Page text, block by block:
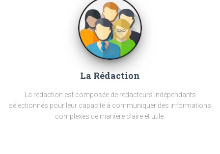
La Rédaction
La rédaction est composée de rédacteurs indépendants
sélectionnés pour leur capacité à communiquer des informations
complexes de manière claire et utile.